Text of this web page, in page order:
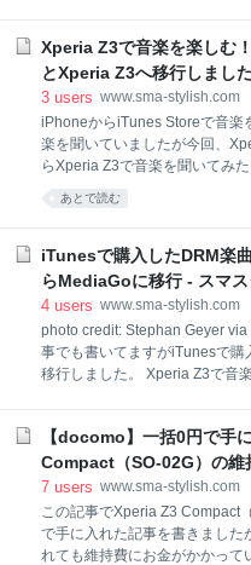
子書籍が見やすいという事で親
いたのでプレゼントしました。
とその大切さに気付くもんなん
はやっぱり手放すべきでなかっ
のため、Xperia Z Ultraを再度手
のXperia Z Ultraが欲しい SIMフ
Ultra（C6833）を購入しました
Xperia Z3で音楽を楽しむ
とXperia Z3へ移行しまし
3 users www.sma-stylish.com
iPhoneからiTunes Storeで音楽
楽を聞いていましたが今回、
らXperia Z3で音楽を聞いてみ
の理由は「DSEE HX機能」で
ッドホンもしくは対応スピーカ
ちろんハイレゾ音源は気になり
に「DSEE HX機能」を楽しみた
ンサーリンク DSEE HX機能と
を補完することで、MP3やAAC
レゾ相当の高音質にアップスケ
カルや楽器の音など、これまで
音にこだわる | How to Music
あとで読む
iTunesで購入したDRM楽
らMediaGoに移行 - スマス
4 users www.sma-stylish.com
photo credit: Stephan Geyer
事でも書いてますがiTunesで
移行しました。 Xperia Z3で音
フリーとなっているため
起動する際にこのDRMフリー
込んでくれました。しかしDRM
2012年以前にiTunesで購入し
み込んでいませんでした。 今
リーにしてMediaGoに移行する
【docomo】一括0円で手
Compact（SO-02G）の維
7 users www.sma-stylish.com
この記事でXperia Z3 Compact
で手に入れた記事を書きました
れても維持費にお金がかかって